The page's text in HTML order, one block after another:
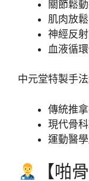
關節鬆
肌肉放鬆
神經反
血液循
中元堂特製手法
傳統推
現代骨
運動醫
【啪